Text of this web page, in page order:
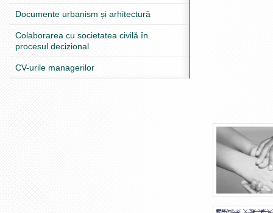
Documente urbanism și arhitectură
Colaborarea cu societatea civilă în
procesul decizional
CV-urile managerilor